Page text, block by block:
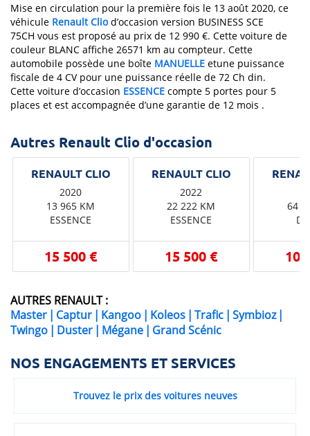
Mise en circulation pour la première fois le 13 août 2020, ce
véhicule Renault Cliod’occasion version BUSINESS SCE
75CH vous est proposé au prix de 12 990 €. Cette voiture de
couleur BLANC affiche 26571 km au compteur. Cette
automobile possède une boîte MANUELLE etune puissance
fiscale de 4 CV pour une puissance réelle de 72 Ch din.
Cette voiture d’occasion ESSENCE compte 5 portes pour 5
places et est accompagnée d’une garantie de 12 mois .
Autres Renault Clio d'occasion
2020
13 965 KM
ESSENCE
15 500 €
2022
22 222 KM
ESSENCE
15 500 €
64
10
AUTRES RENAULT :
Master | Captur | Kangoo | Koleos | Trafic | Symbioz |
Twingo | Duster | Mégane | Grand Scénic
NOS ENGAGEMENTS ET SERVICES
Trouvez le prix des voitures neuves